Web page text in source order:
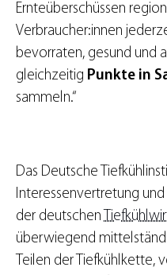
Ernteüberschüssen
Verbraucher:innen
bevorraten, gesund und
gleichzeitig Punkte in
sammeln.“
Das Deutsche
Interessenvertretung
der deutschen
überwiegend
Teilen der Tiefkühlkette,